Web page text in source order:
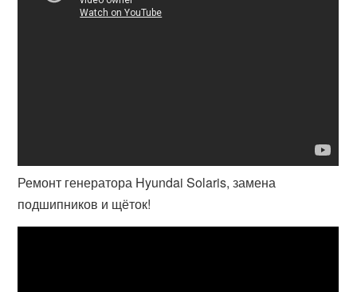
Ремонт генератора Hyundai Solaris, замена
подшипников и щёток!